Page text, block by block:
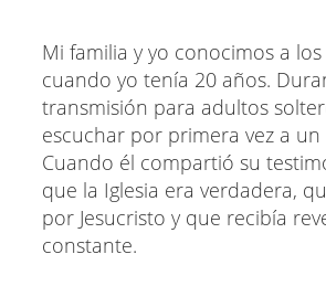
Mi familia y yo conocimos a
cuando yo tenía 20 años.
transmisión para adultos
escuchar por primera vez a un
Cuando él compartió su
que la Iglesia era verdadera,
por Jesucristo y que recibía
constante.